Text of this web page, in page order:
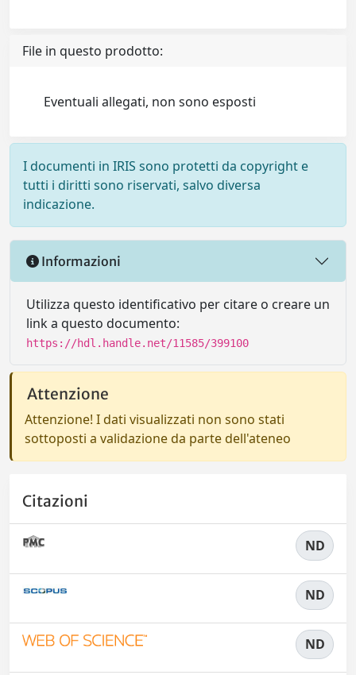
File in questo prodotto:
Eventuali allegati, non sono esposti
I documenti in IRIS sono protetti da copyright e
tutti i diritti sono riservati, salvo diversa
indicazione.
Informazioni
Utilizza questo identificativo per citare o creare un
link a questo documento:
https://hdl.handle.net/11585/399100
Attenzione
Attenzione! I dati visualizzati non sono stati
sottoposti a validazione da parte dell'ateneo
Citazioni
ND
ND
ND